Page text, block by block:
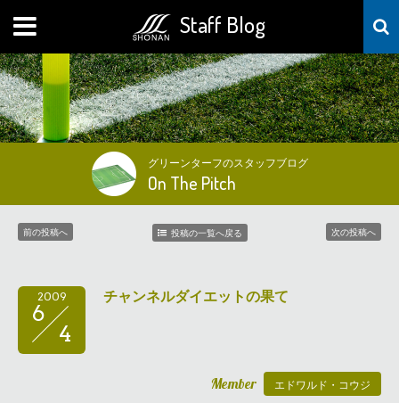
Staff Blog
MENU
グリーンターフのスタッフブログ
On The Pitch
前の投稿へ 投稿の一覧へ戻る 次の投稿へ
2009
6
4
チャンネルダイエットの果て
Member エドワルド・コウジ